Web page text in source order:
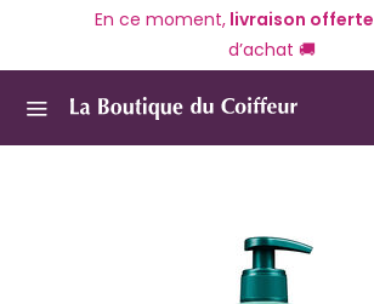
En ce moment,livraison offerte
d’achat 🚚